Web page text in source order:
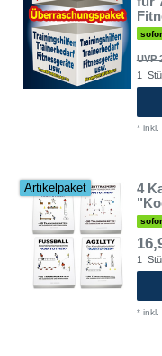
UVP
1
* inkl.
Artikelpaket
4
1
* inkl.